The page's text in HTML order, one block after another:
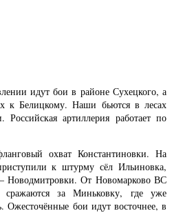
идут бои в районе Сухецкого, а
к Белицкому. Наши бьются в лесах
артиллерия работает по
охват Константиновки. На
к штурму сёл Ильиновка,
– Новодмитровки. От Новомарково ВС
за Миньковку, где уже
Ожесточённые бои идут восточнее, в